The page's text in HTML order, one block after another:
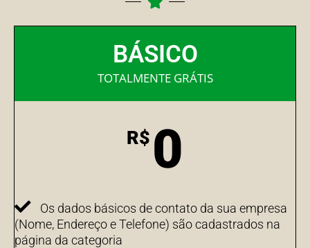
BÁSICO
TOTALMENTE GRÁTIS
R$ 0
Os dados básicos de contato da sua empresa
(Nome, Endereço e Telefone) são cadastrados na
página da categoria